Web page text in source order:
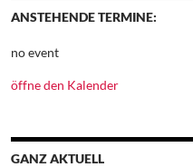
ANSTEHENDE TERMINE:
no event
öffne den Kalender
GANZ AKTUELL